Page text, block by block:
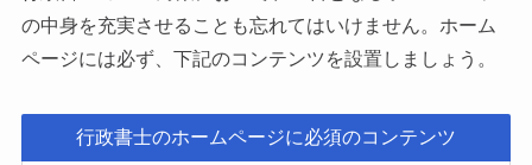
の中身を充実させることも忘れてはいけません。ホーム
ページには必ず、下記のコンテンツを設置しましょう。
行政書士のホームページに必須のコンテンツ